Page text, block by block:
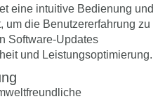
eine intuitive Bedienung und
um die Benutzererfahrung zu
Software-Updates
und Leistungsoptimierung.